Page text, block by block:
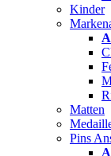
Kinder
Matten
Pins